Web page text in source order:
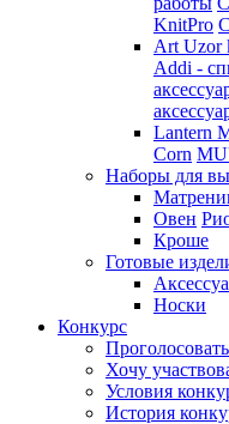
KnitPro
Art Uzor
Addi -
Lantern
Corn
Наборы для
Овен
Кроше
Готовые
Носки
Конкурс
Проголосовать
Хочу
Условия
История